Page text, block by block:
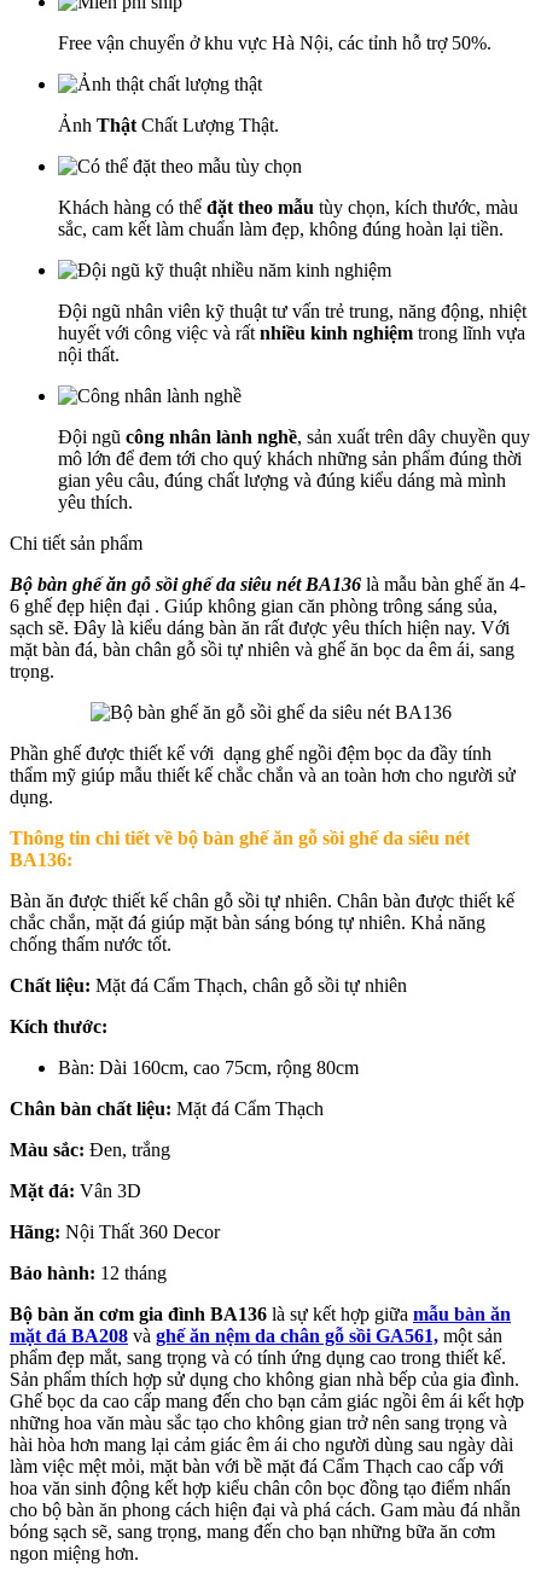
Free vận chuyển ở khu vực Hà Nội, các tỉnh hỗ trợ 50%.
Ảnh Thật Chất Lượng Thật.
Khách hàng có thể đặt theo mẫu tùy chọn, kích thước, màu
sắc, cam kết làm chuẩn làm đẹp, không đúng hoàn lại tiền.
Đội ngũ nhân viên kỹ thuật tư vấn trẻ trung, năng động, nhiệt
huyết với công việc và rất nhiều kinh nghiệm trong lĩnh vựa
nội thất.
Đội ngũ công nhân lành nghề, sản xuất trên dây chuyền quy
mô lớn để đem tới cho quý khách những sản phẩm đúng thời
gian yêu câu, đúng chất lượng và đúng kiểu dáng mà mình
yêu thích.
Chi tiết sản phẩm
Bộ bàn ghế ăn gỗ sồi ghế da siêu nét BA136 là mẫu bàn ghế ăn 4-
6 ghế đẹp hiện đại . Giúp không gian căn phòng trông sáng sủa,
sạch sẽ. Đây là kiểu dáng bàn ăn rất được yêu thích hiện nay. Với
mặt bàn đá, bàn chân gỗ sồi tự nhiên và ghế ăn bọc da êm ái, sang
trọng.
Phần ghế được thiết kế với dạng ghế ngồi đệm bọc da đầy tính
thẩm mỹ giúp mẫu thiết kế chắc chắn và an toàn hơn cho người sử
dụng.
Thông tin chi tiết về bộ bàn ghế ăn gỗ sồi ghế da siêu nét
BA136:
Bàn ăn được thiết kế chân gỗ sồi tự nhiên. Chân bàn được thiết kế
chắc chắn, mặt đá giúp mặt bàn sáng bóng tự nhiên. Khả năng
chống thấm nước tốt.
Chất liệu: Mặt đá Cẩm Thạch, chân gỗ sồi tự nhiên
Kích thước:
Bàn: Dài 160cm, cao 75cm, rộng 80cm
Chân bàn chất liệu: Mặt đá Cẩm Thạch
Màu sắc: Đen, trắng
Mặt đá: Vân 3D
Hãng: Nội Thất 360 Decor
Bảo hành: 12 tháng
Bộ bàn ăn cơm gia đình BA136 là sự kết hợp giữa mẫu bàn ăn
mặt đá BA208 và ghế ăn nệm da chân gỗ sồi GA561, một sản
phẩm đẹp mắt, sang trọng và có tính ứng dụng cao trong thiết kế.
Sản phẩm thích hợp sử dụng cho không gian nhà bếp của gia đình.
Ghế bọc da cao cấp mang đến cho bạn cảm giác ngồi êm ái kết hợp
những hoa văn màu sắc tạo cho không gian trở nên sang trọng và
hài hòa hơn mang lại cảm giác êm ái cho người dùng sau ngày dài
làm việc mệt mỏi, mặt bàn với bề mặt đá Cẩm Thạch cao cấp với
hoa văn sinh động kết hợp kiểu chân côn bọc đồng tạo điểm nhấn
cho bộ bàn ăn phong cách hiện đại và phá cách. Gam màu đá nhẵn
bóng sạch sẽ, sang trọng, mang đến cho bạn những bữa ăn cơm
ngon miệng hơn.